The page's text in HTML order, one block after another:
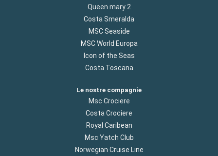
Queen mary 2
Costa Smeralda
MSC Seaside
MSC World Europa
Icon of the Seas
Costa Toscana
Le nostre compagnie
Msc Crociere
Costa Crociere
Royal Caribean
Msc Yatch Club
Norwegian Cruise Line